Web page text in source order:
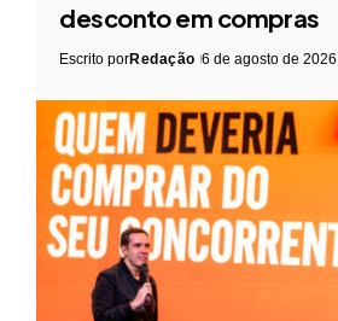
desconto em compras
Escrito porRedação 6 de agosto de 2026